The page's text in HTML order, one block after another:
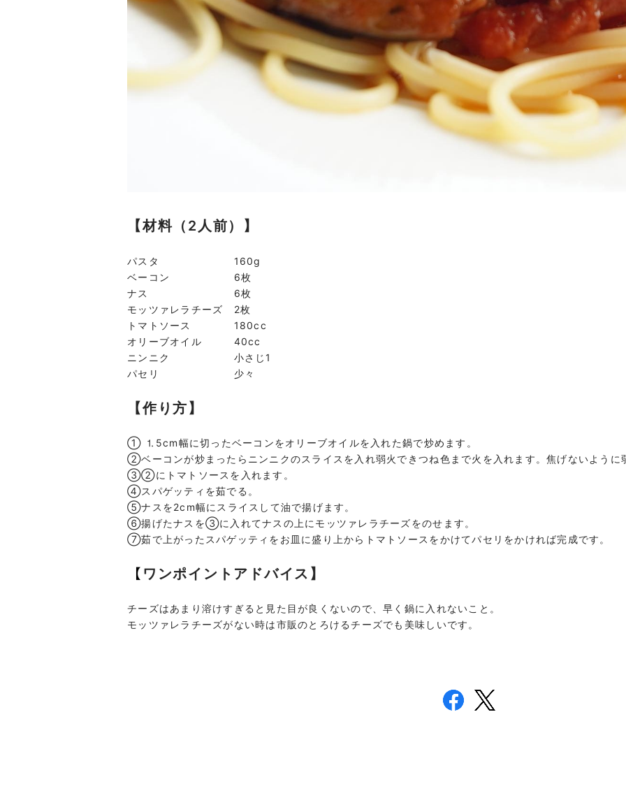
【材料（2人前）】
パスタ 160g
ベーコン 6枚
ナス 6枚
モッツァレラチーズ 2枚
トマトソース 180cc
オリーブオイル 40cc
ニンニク 小さじ1
パセリ 少々
【作り方】
① ⒈5cm幅に切ったベーコンをオリーブオイルを入れた鍋で炒めます。
②ベーコンが炒まったらニンニクのスライスを入れ弱火できつね色まで火を入れます。焦げないように
③②にトマトソースを入れます。
④スパゲッティを茹でる。
⑤ナスを2cm幅にスライスして油で揚げます。
⑥揚げたナスを③に入れてナスの上にモッツァレラチーズをのせます。
⑦茹で上がったスパゲッティをお皿に盛り上からトマトソースをかけてパセリをかければ完成です。
【 ワンポイントアドバイス】
チーズはあまり溶けすぎると見た目が良くないので、早く鍋に入れないこと。
モッツァレラチーズがない時は市販のとろけるチーズでも美味しいです。